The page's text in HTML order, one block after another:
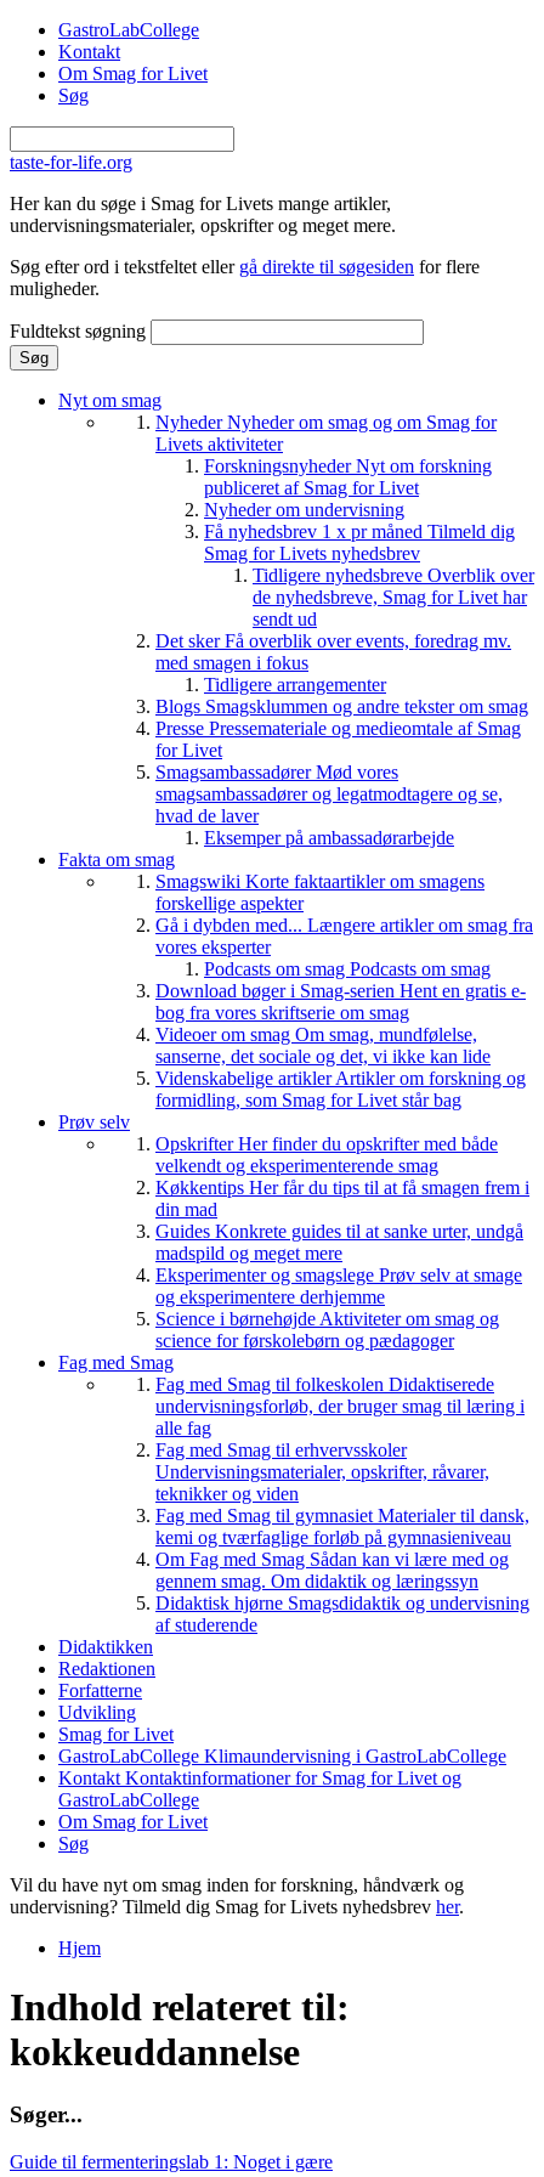
Gå til hovedindhold
GastroLabCollege
Kontakt
Om Smag for Livet
Søg
taste-for-life.org
Her kan du søge i Smag for Livets mange artikler,
undervisningsmaterialer, opskrifter og meget mere.
Søg efter ord i tekstfeltet eller gå direkte til søgesiden for flere
muligheder.
Fuldtekst søgning
Nyt om smag
NyhederNyheder om smag og om Smag for
Livets aktiviteter
ForskningsnyhederNyt om forskning
publiceret af Smag for Livet
Nyheder om undervisning
Få nyhedsbrev 1 x pr måned Tilmeld dig
Smag for Livets nyhedsbrev
Tidligere nyhedsbreve Overblik over
de nyhedsbreve, Smag for Livet har
sendt ud
Det skerFå overblik over events, foredrag mv.
med smagen i fokus
Tidligere arrangementer
Blogs Smagsklummen og andre tekster om smag
Presse Pressemateriale og medieomtale af Smag
for Livet
SmagsambassadørerMød vores
smagsambassadører og legatmodtagere og se,
hvad de laver
Eksemper på ambassadørarbejde
Fakta om smag
Smagswiki Korte faktaartikler om smagens
forskellige aspekter
Gå i dybden med... Længere artikler om smag fra
vores eksperter
Podcasts om smag Podcasts om smag
Download bøger i Smag-serien Hent en gratis e-
bog fra vores skriftserie om smag
Videoer om smag Om smag, mundfølelse,
sanserne, det sociale og det, vi ikke kan lide
Videnskabelige artiklerArtikler om forskning og
formidling, som Smag for Livet står bag
Prøv selv
OpskrifterHer finder du opskrifter med både
velkendt og eksperimenterende smag
Køkkentips Her får du tips til at få smagen frem i
din mad
Guides Konkrete guides til at sanke urter, undgå
madspild og meget mere
Eksperimenter og smagslege Prøv selv at smage
og eksperimentere derhjemme
Science i børnehøjde Aktiviteter om smag og
science for førskolebørn og pædagoger
Fag med Smag
Fag med Smag til folkeskolen Didaktiserede
undervisningsforløb, der bruger smag til læring i
alle fag
Fag med Smag til erhvervsskoler
Undervisningsmaterialer, opskrifter, råvarer,
teknikker og viden
Fag med Smag til gymnasiet Materialer til dansk,
kemi og tværfaglige forløb på gymnasieniveau
Om Fag med Smag Sådan kan vi lære med og
gennem smag. Om didaktik og læringssyn
Didaktisk hjørne Smagsdidaktik og undervisning
af studerende
Didaktikken
Redaktionen
Forfatterne
Udvikling
Smag for Livet
GastroLabCollege Klimaundervisning i GastroLabCollege
Kontakt Kontaktinformationer for Smag for Livet og
GastroLabCollege
Om Smag for Livet
Søg
Vil du have nyt om smag inden for forskning, håndværk og
undervisning? Tilmeld dig Smag for Livets nyhedsbrev her.
Hjem
Indhold relateret til:
kokkeuddannelse
Søger...
Guide til fermenteringslab 1: Noget i gære